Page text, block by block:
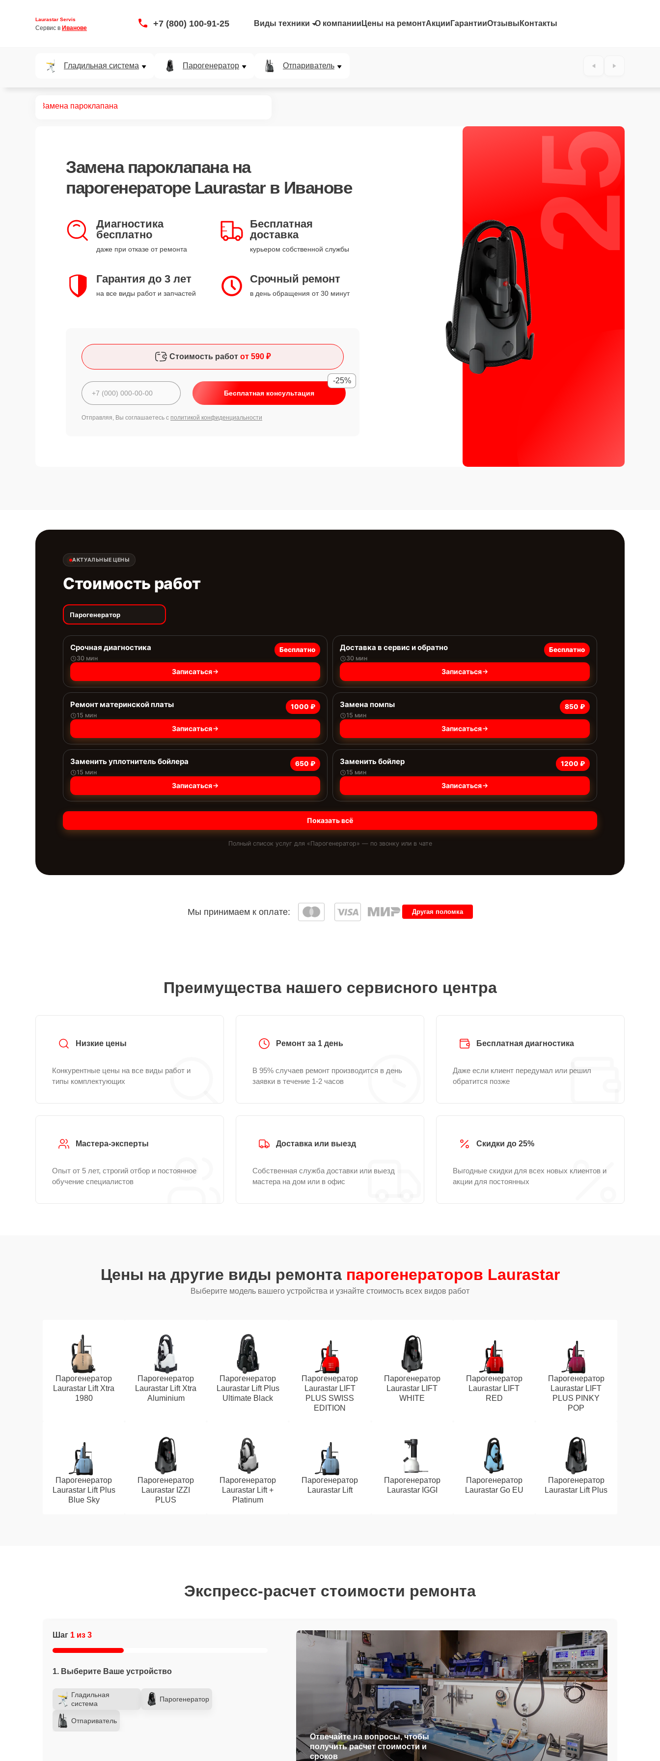
Laurastar Servis
Сервис в Иванове +7 (800) 100-91-25 Виды техники О компании Цены на ремонтАкции ГарантииОтзывы Контакты
Гладильная система Парогенератор Отпариватель
Замена пароклапана
Замена пароклапанана
парогенераторе Laurastar в Иванове
Диагностика
бесплатно
даже при отказе от ремонта
Бесплатная
доставка
курьером собственной службы
Гарантия до 3 лет
на все виды работ и запчастей
Срочный ремонт
в день обращения от 30 минут
Стоимость работ от 590 ₽
Бесплатная консультация
-25%
Отправляя, Вы соглашаетесь с политикой конфиденциальности
25%
АКТУАЛЬНЫЕ ЦЕНЫ
Стоимость работ
Парогенератор
Срочная диагностика
30 мин
Бесплатно
Записаться
Доставка в сервис и обратно
30 мин
Бесплатно
Записаться
Ремонт материнской платы
15 мин
1000 ₽
Записаться
Замена помпы
15 мин
850 ₽
Записаться
Заменить уплотнитель бойлера
15 мин
650 ₽
Записаться
Заменить бойлер
15 мин
1200 ₽
Записаться
Показать всё
Полный список услуг для «Парогенератор» — по звонку или в чате
Мы принимаем к оплате: Другая поломка
Преимущества нашего сервисного центра
Низкие цены
Конкурентные цены на все виды работ и
типы комплектующих
Ремонт за 1 день
В 95% случаев ремонт производится в день
заявки в течение 1-2 часов
Бесплатная диагностика
Даже если клиент передумал или решил
обратится позже
Мастера-эксперты
Опыт от 5 лет, строгий отбор и постоянное
обучение специалистов
Доставка или выезд
Собственная служба доставки или выезд
мастера на дом или в офис
Скидки до 25%
Выгодные скидки для всех новых клиентов и
акции для постоянных
Цены на другие виды ремонта парогенераторов Laurastar
Выберите модель вашего устройства и узнайте стоимость всех видов работ
Парогенератор
Laurastar Lift Xtra
1980
Парогенератор
Laurastar Lift Xtra
Aluminium
Парогенератор
Laurastar Lift Plus
Ultimate Black
Парогенератор
Laurastar LIFT
PLUS SWISS
EDITION
Парогенератор
Laurastar LIFT
WHITE
Парогенератор
Laurastar LIFT
RED
Парогенератор
Laurastar LIFT
PLUS PINKY
POP
Парогенератор
Laurastar Lift Plus
Blue Sky
Парогенератор
Laurastar IZZI
PLUS
Парогенератор
Laurastar Lift +
Platinum
Парогенератор
Laurastar Lift
Парогенератор
Laurastar IGGI
Парогенератор
Laurastar Go EU
Парогенератор
Laurastar Lift Plus
Экспресс-расчет стоимости ремонта
Шаг 1 из 3
1. Выберите Ваше устройство
Гладильная
система
Парогенератор
Отпариватель
Отвечайте на вопросы, чтобы
получить расчет стоимости и
сроков